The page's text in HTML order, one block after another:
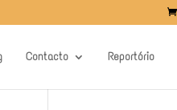
Contacto Reportório